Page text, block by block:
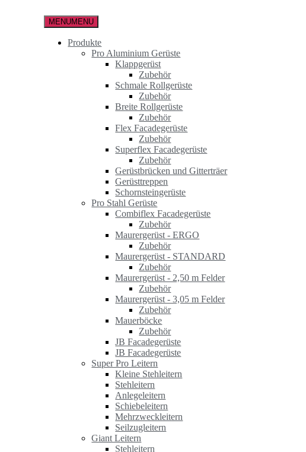
MENUMENU
Produkte
Pro Aluminium Gerüste
Klappgerüst
Zubehör
Schmale Rollgerüste
Zubehör
Breite Rollgerüste
Zubehör
Flex Facadegerüste
Zubehör
Superflex Facadegerüste
Zubehör
Gerüstbrücken und Gitterträer
Gerüsttreppen
Schornsteingerüste
Pro Stahl Gerüste
Combiflex Facadegerüste
Zubehör
Maurergerüst - ERGO
Zubehör
Maurergerüst - STANDARD
Zubehör
Maurergerüst - 2,50 m Felder
Zubehör
Maurergerüst - 3,05 m Felder
Zubehör
Mauerböcke
Zubehör
JB Facadegerüste
JB Facadegerüste
Super Pro Leitern
Kleine Stehleitern
Stehleitern
Anlegeleitern
Schiebeleitern
Mehrzweckleitern
Seilzugleitern
Giant Leitern
Stehleitern